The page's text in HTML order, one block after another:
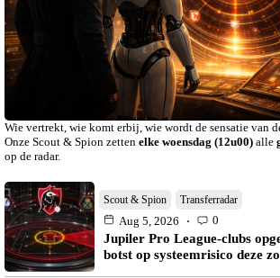
Wie vertrekt, wie komt erbij, wie wordt de sensatie van
Onze Scout & Spion zetten elke woensdag (12u00) alle
op de radar.
Scout & Spion Transferradar
Aug 5, 2026 0
Jupiler Pro League-clubs
botst op systeemrisico deze